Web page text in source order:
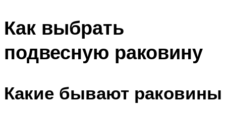
Как выбрать
подвесную раковину
Какие бывают раковины